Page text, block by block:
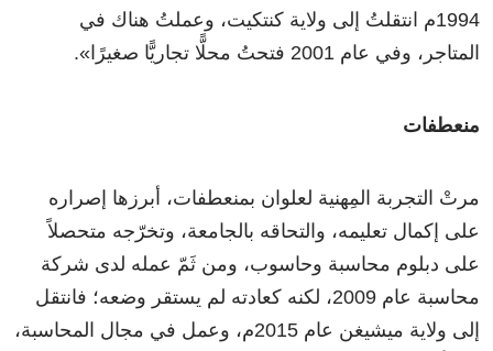
1994م انتقلتُ إلى ولاية كنتكيت، وعملتُ هناك في
المتاجر، وفي عام 2001 فتحتُ محلًّا تجاريًّا صغيرًا».
منعطفات
مرتْ التجربة المِهنية لعلوان بمنعطفات، أبرزها إصراره
على إكمال تعليمه، والتحاقه بالجامعة، وتخرّجه متحصلاً
على دبلوم محاسبة وحاسوب، ومن ثَمّ عمله لدى شركة
محاسبة عام 2009، لكنه كعادته لم يستقر وضعه؛ فانتقل
إلى ولاية ميشيغن عام 2015م، وعمل في مجال المحاسبة،